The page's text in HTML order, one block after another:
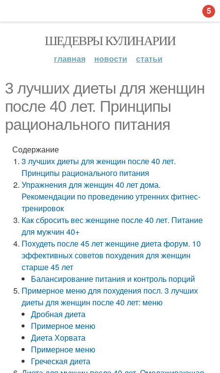
ШЕДЕВРЫ КУЛИНАРИИ
главная новости статьи
3 лучших диеты для женщин
после 40 лет. Принципы
рационального питания
Содержание
3 лучших диеты для женщин после 40 лет.
Принципы рационального питания
Упражнения для женщин 40 лет дома.
Рекомендации по проведению утренних фитнес-
тренировок
Как сбросить вес женщине после 40 лет. Питание
для мужчин 40+
Похудеть после 45 лет женщине диета форум. 10
эффективных советов похудения для женщин
старше 45 лет
Балансирование питания и контроль порций
Примерное меню для похудения посл. 3 лучших
диеты для женщин после 40 лет: меню
Дробная диета
Примерное меню
Диета Хорвата
Примерное меню
Греческая диета
5